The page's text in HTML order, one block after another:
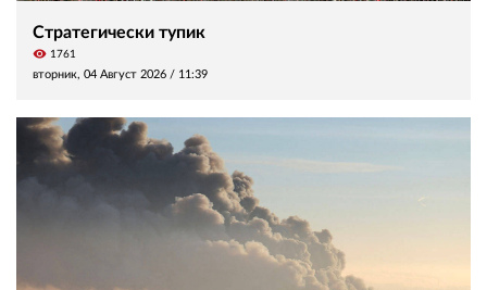
Стратегически тупик
visibility 1761
вторник, 04 Август 2026 / 11:39